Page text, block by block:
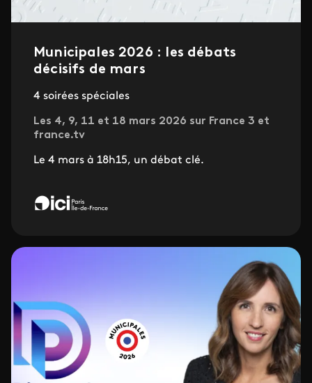
Municipales 2026 : les débats
décisifs de mars
4 soirées spéciales
Les 4, 9, 11 et 18 mars 2026 sur France 3 et
france.tv
Le 4 mars à 18h15, un débat clé.